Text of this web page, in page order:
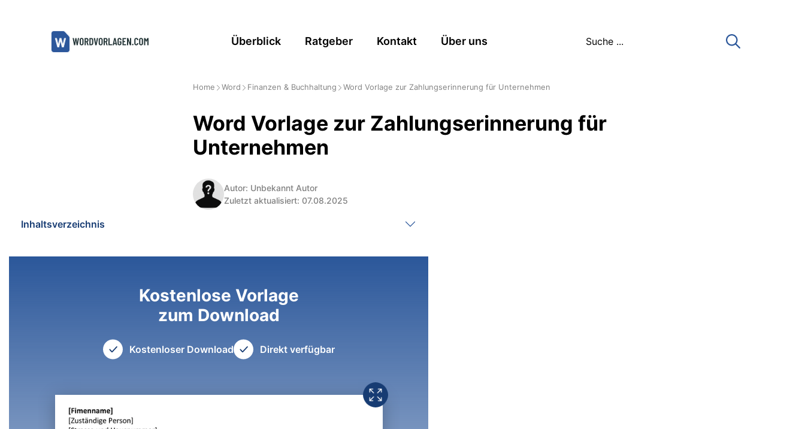
Überblick Ratgeber Kontakt Über uns
Home Word Finanzen & Buchhaltung Word Vorlage zur Zahlungserinnerung für Unternehmen
Word Vorlage zur Zahlungserinnerung für
Unternehmen
Autor: Unbekannt Autor
Zuletzt aktualisiert: 07.08.2025
Inhaltsverzeichnis
Kostenlose Vorlage
zum Download
Kostenloser Download Direkt verfügbar